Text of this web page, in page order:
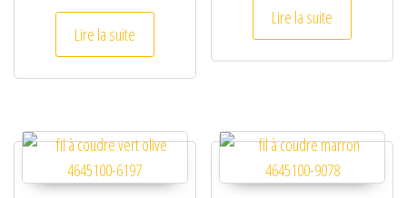
Lire la suite
Lire la suite